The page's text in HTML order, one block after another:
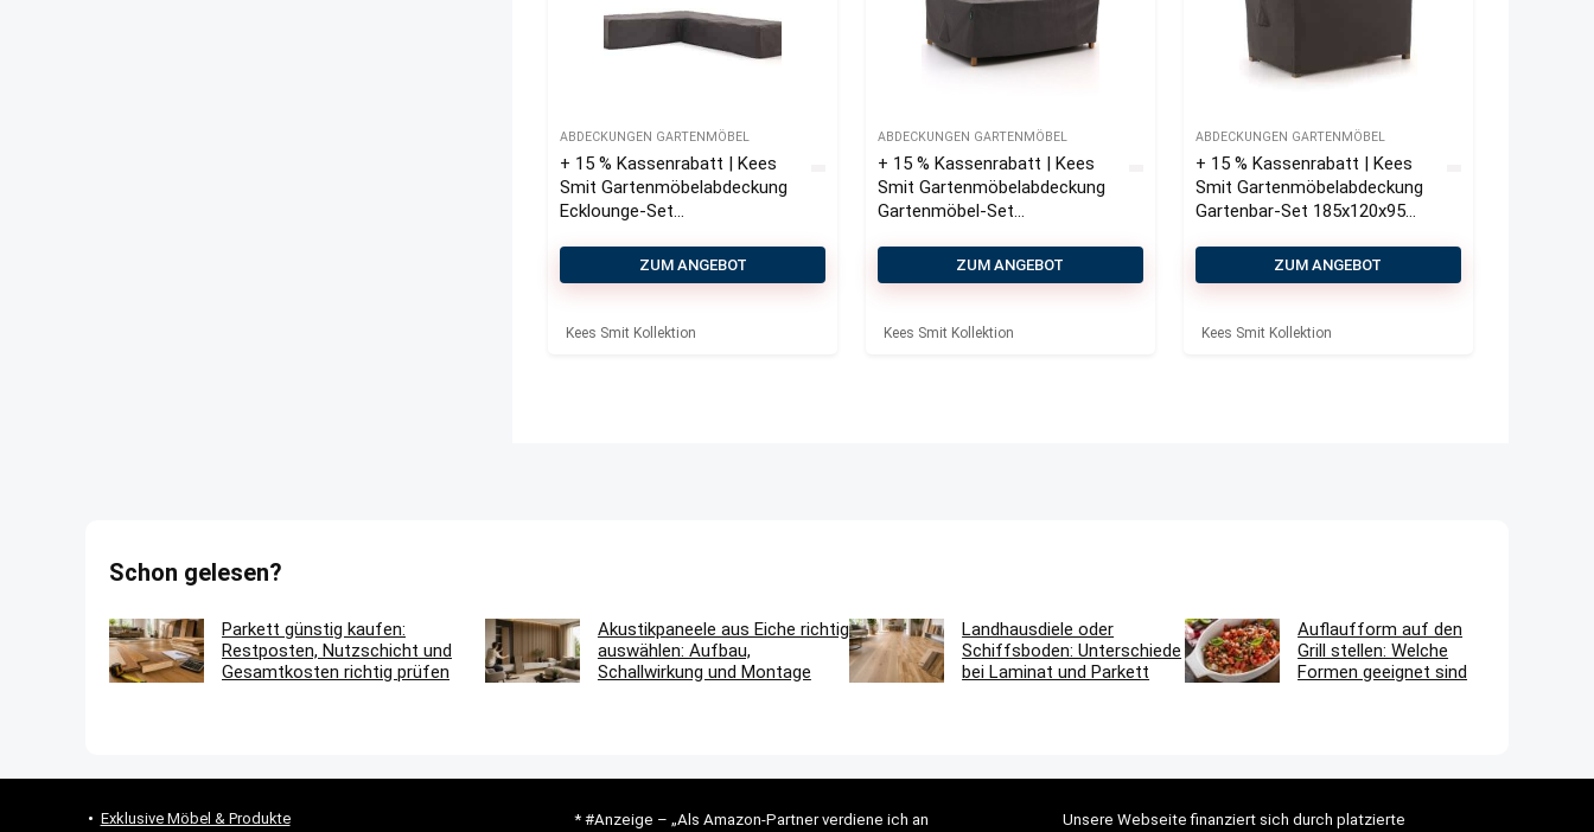
ABDECKUNGEN GARTENMÖBEL
+ 15 % Kassenrabatt | Kees
Smit Gartenmöbelabdeckung
Ecklounge-Set
ZUM ANGEBOT
Kees Smit Kollektion
ABDECKUNGEN GARTENMÖBEL
+ 15 % Kassenrabatt | Kees
Smit Gartenmöbelabdeckung
Gartenmöbel-Set
ZUM ANGEBOT
Kees Smit Kollektion
ABDECKUNGEN GARTENMÖBEL
+ 15 % Kassenrabatt | Kees
Smit Gartenmöbelabdeckung
Gartenbar-Set 185x120x95
ZUM ANGEBOT
Kees Smit Kollektion
Schon gelesen?
Parkett günstig kaufen:
Restposten, Nutzschicht und
Gesamtkosten richtig prüfen
Akustikpaneele aus Eiche richtig
auswählen: Aufbau,
Schallwirkung und Montage
Landhausdiele oder
Schiffsboden: Unterschiede
bei Laminat und Parkett
Auflaufform auf den
Grill stellen: Welche
Formen geeignet sind
Exklusive Möbel & Produkte * #Anzeige – „Als Amazon-Partner verdiene ich an Unsere Webseite finanziert sich durch platzierte